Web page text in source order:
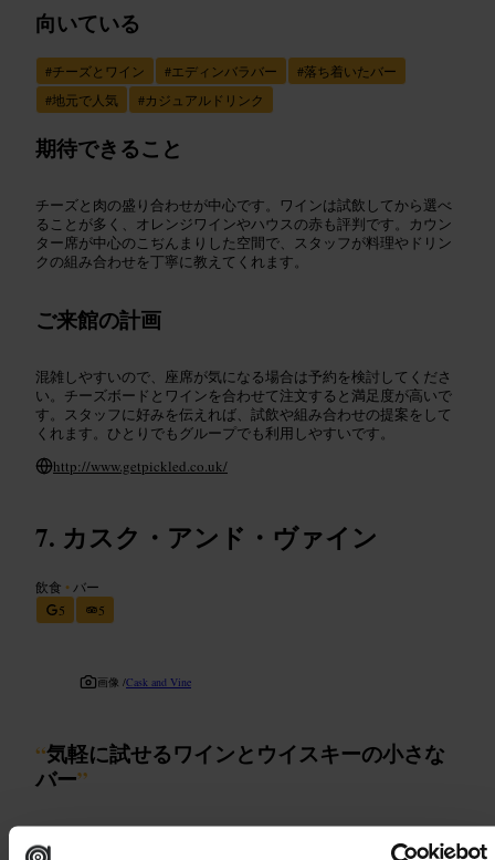
向いている
#チーズとワイン #エディンバラバー #落ち着いたバー
#地元で人気 #カジュアルドリンク
期待できること
チーズと肉の盛り合わせが中心です。ワインは試飲してから選べ
ることが多く、オレンジワインやハウスの赤も評判です。カウン
ター席が中心のこぢんまりした空間で、スタッフが料理やドリン
クの組み合わせを丁寧に教えてくれます。
ご来館の計画
混雑しやすいので、座席が気になる場合は予約を検討してくださ
い。チーズボードとワインを合わせて注文すると満足度が高いで
す。スタッフに好みを伝えれば、試飲や組み合わせの提案をして
くれます。ひとりでもグループでも利用しやすいです。
http://www.getpickled.co.uk/
カスク・アンド・ヴァイン
飲食 • バー
5
5
画像 /Cask and Vine
“気軽に試せるワインとウイスキーの小さな
バー”